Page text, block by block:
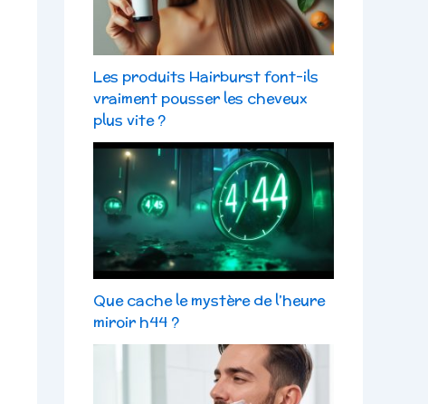
Les produits Hairburst font-ils
vraiment pousser les cheveux
plus vite ?
Que cache le mystère de l’heure
miroir h44 ?